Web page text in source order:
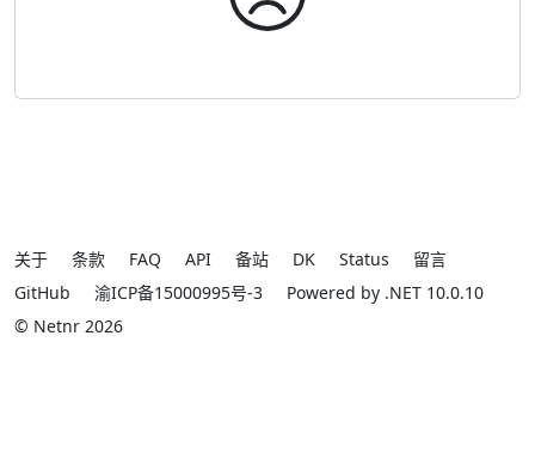
关于 条款 FAQ API 备站 DK Status
留言
GitHub
渝ICP备15000995号-3
Powered by .NET 10.0.10
© Netnr 2026